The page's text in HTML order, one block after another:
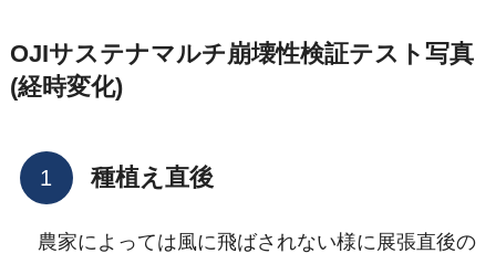
OJIサステナマルチ崩壊性検証テスト写真
(経時変化)
種植え直後
農家によっては風に飛ばされない様に展張直後の